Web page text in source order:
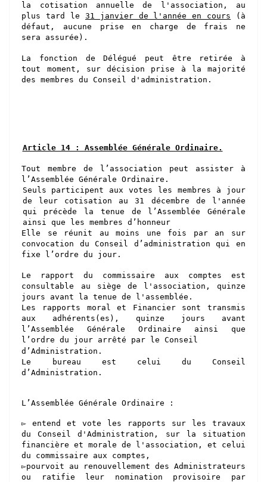
la cotisation annuelle de l'association, au
plus tard le 31 janvier de l'année en cours
(à
défaut, aucune prise en charge de frais ne
sera assurée) .
La fonction de Délégué peut être retirée à
tout moment, sur décision prise à la majorité
des membres du Conseil d'administration.
Article 14 : Assemblée Générale Ordinaire.
Tout membre de l’association peut assister à
l’Assemblée Générale Ordinaire.
Seuls participent aux votes les membres à jour
de leur cotisation au 31 décembre de l'année
qui précède la tenue de l’Assemblée Générale
ainsi que les membres d’honneur
Elle se réunit au moins une fois par an sur
convocation du Conseil d’administration qui en
fixe l’ordre du jour.
Le rapport du commissaire aux comptes est
consultable au siège de l'association, quinze
jours avant la tenue de l'assemblée.
Les rapports moral et Financier sont transmis
aux adhérents(es), quinze jours avant
l’Assemblée Générale Ordinaire ainsi que
l’ordre du jour arrêté par le Conseil
d’Administration.
Le bureau est celui du Conseil
d’Administration.
L’Assemblée Générale Ordinaire :
▻ entend et vote les rapports sur les travaux
du Conseil d'Administration, sur la situation
financière et morale de l'association, et celui
du commissaire aux comptes,
▻pourvoit au renouvellement des Administrateurs
ou ratifie leur nomination provisoire par